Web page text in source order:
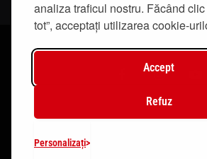
analiza traficul nostru. Făcând clic
tot”, acceptați utilizarea cookie-
Accept
Refuz
Personalizați
© 2019 - IasiTV Life. Toate